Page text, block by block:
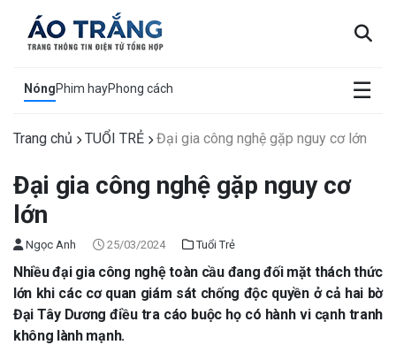
NóngPhim hayPhong cách ☰
×
Trang chủ TUỔI TRẺ Đại gia công nghệ gặp nguy cơ lớn
Đại gia công nghệ gặp nguy cơ
lớn
Ngọc Anh 25/03/2024 Tuổi Trẻ
Nhiều đại gia công nghệ toàn cầu đang đối mặt thách thức
lớn khi các cơ quan giám sát chống độc quyền ở cả hai bờ
Đại Tây Dương điều tra cáo buộc họ có hành vi cạnh tranh
không lành mạnh.